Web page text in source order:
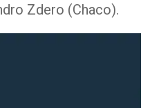
Zdero (Chaco).